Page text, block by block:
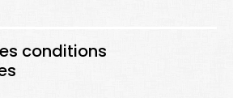
conditions